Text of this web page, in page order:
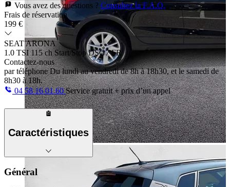
Vous avez des questions ? Consultez la F.A.Q.
Frais de réservation
199 €
SEAT ARONA
1.0 TSI 115 ch Start/Stop DSG7 FR
Contactez-nous
par téléphone Du lundi au vendredi de 8h à 18h30, et le samedi de
8h30 à 18h.
04 58 16 01 60Service gratuit + prix d’un appel
Caractéristiques
Général